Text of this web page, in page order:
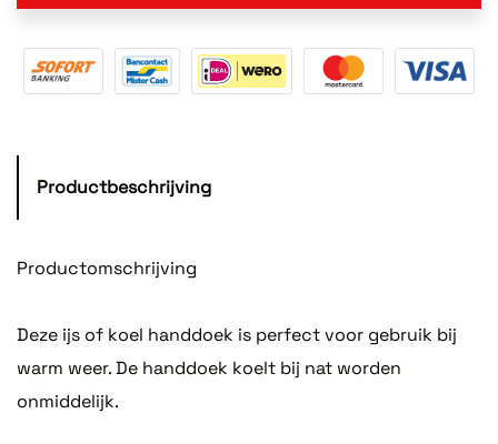
Productbeschrijving
Productomschrijving
Deze ijs of koel handdoek is perfect voor gebruik bij
warm weer. De handdoek koelt bij nat worden
onmiddelijk.